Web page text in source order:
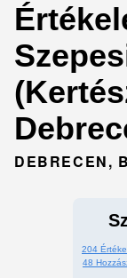
DEBRECEN,
204
48